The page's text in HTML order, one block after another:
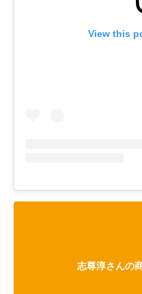
View this
志尊淳さんの